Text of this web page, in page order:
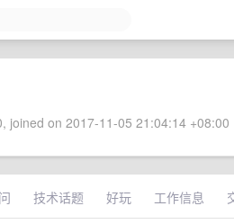
joined on 2017-11-05 21:04:14 +08:00
技术话题 好玩 工作信息